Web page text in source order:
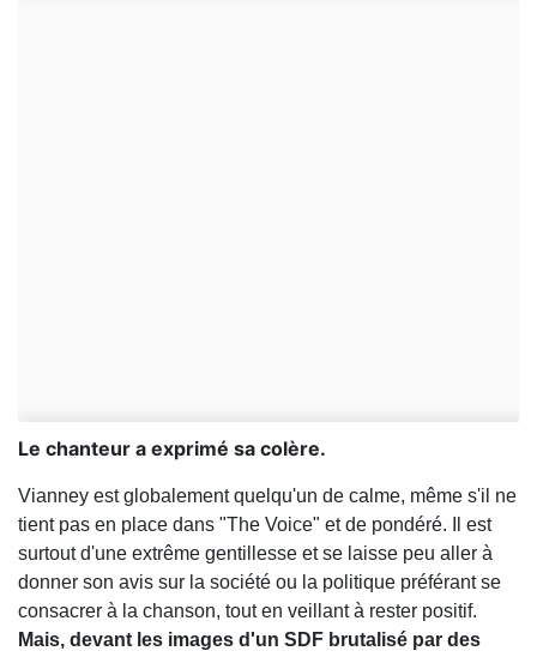
Le chanteur a exprimé sa colère.
Vianney est globalement quelqu'un de calme, même s'il ne
tient pas en place dans "The Voice" et de pondéré. Il est
surtout d'une extrême gentillesse et se laisse peu aller à
donner son avis sur la société ou la politique préférant se
consacrer à la chanson, tout en veillant à rester positif.
Mais, devant les images d'un SDF brutalisé par des